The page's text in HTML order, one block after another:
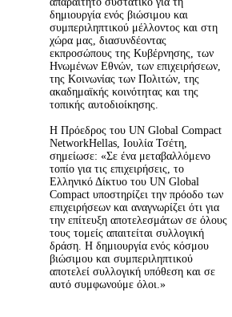
δημιουργία ενός βιώσιμου και
συμπεριληπτικού μέλλοντος και στη
χώρα μας, διασυνδέοντας
εκπροσώπους της Κυβέρνησης, των
Ηνωμένων Εθνών, των επιχειρήσεων,
της Κοινωνίας των Πολιτών, της
ακαδημαϊκής κοινότητας και της
τοπικής αυτοδιοίκησης.
Η Πρόεδρος του UN Global Compact
NetworkHellas, Ιουλία Τσέτη,
σημείωσε: «Σε ένα μεταβαλλόμενο
τοπίο για τις επιχειρήσεις, το
Ελληνικό Δίκτυο του UN Global
Compact υποστηρίζει την πρόοδο των
επιχειρήσεων και αναγνωρίζει ότι για
την επίτευξη αποτελεσμάτων σε όλους
τους τομείς απαιτείται συλλογική
δράση. Η δημιουργία ενός κόσμου
βιώσιμου και συμπεριληπτικού
αποτελεί συλλογική υπόθεση και σε
αυτό συμφωνούμε όλοι.»